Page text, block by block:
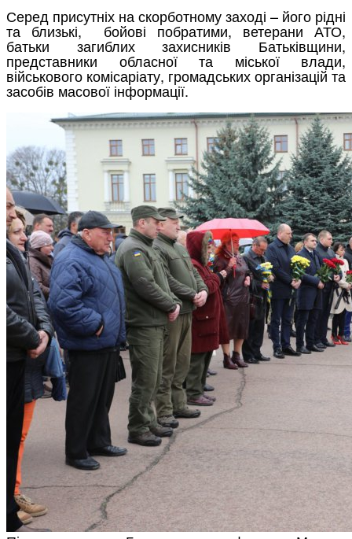
Серед присутніх на скорботному заході – його рідні
та близькі, бойові побратими, ветерани АТО,
батьки загиблих захисників Батьківщини,
представники обласної та міської влади,
військового комісаріату, громадських організацій та
засобів масової інформації.